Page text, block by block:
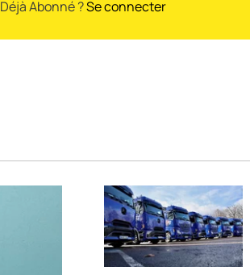
Déjà Abonné ?Se connecter